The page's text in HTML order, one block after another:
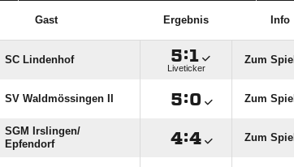
Gast Ergebnis Info
SC Lindenhof :
Liveticker
Zum Spiel
SV Waldmössingen II : Zum Spiel
SGM Irslingen/​
Epfendorf
: Zum Spiel